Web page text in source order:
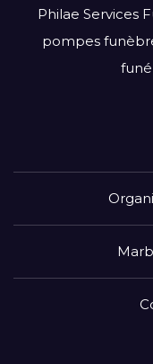
Philae Services
pompes